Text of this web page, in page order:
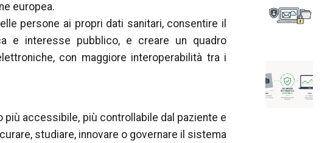
europea.
persone ai propri dati sanitari, consentire il
e interesse pubblico, e creare un quadro
con maggiore interoperabilità tra i
più accessibile, più controllabile dal paziente e
studiare, innovare o governare il sistema